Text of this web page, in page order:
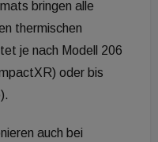
bringen alle
thermischen
je nach Modell 206
oder bis
auch bei